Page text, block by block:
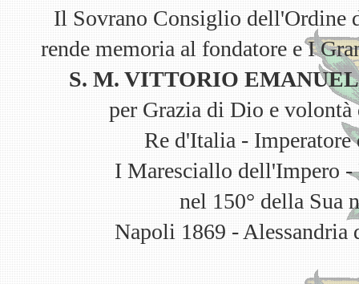
Il Sovrano Consiglio dell'Ordine
rende memoria al fondatore e I
S. M. VITTORIO
per Grazia di Dio e volontà
Re d'Italia -
I Maresciallo dell'Impero -
nel 150° della Sua
Napoli 1869 - Alessandria